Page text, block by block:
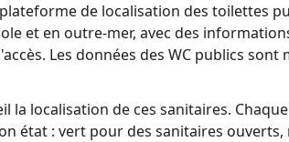
de localisation des toilettes
et en outre-mer, avec des
Les données des WC publics
la localisation de ces sanitaires.
état : vert pour des sanitaires